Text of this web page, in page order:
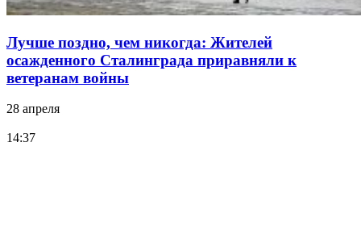
Лучше поздно, чем никогда: Жителей
осажденного Сталинграда приравняли к
ветеранам войны
28 апреля
14:37